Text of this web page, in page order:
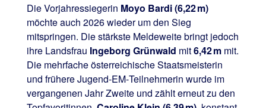
Die Vorjahressiegerin Moyo Bardi (6,22 m)
möchte auch 2026 wieder um den Sieg
mitspringen. Die stärkste Meldeweite bringt jedoch
ihre Landsfrau Ingeborg Grünwald mit6,42 mmit.
Die mehrfache österreichische Staatsmeisterin
und frühere Jugend‑EM‑Teilnehmerin wurde im
vergangenen Jahr Zweite und zählt erneut zu den